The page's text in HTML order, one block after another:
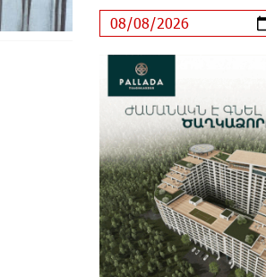
поймёт и
будет уже поздно
Если Израиль
Геноцида армян
то что для него
Геноцид?
ВТБ (Армения):
«Стабильный» —
и оформление в